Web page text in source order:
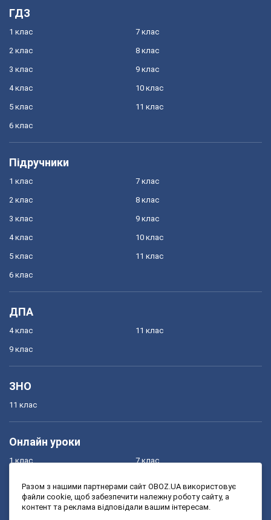
ГДЗ
1 клас
2 клас
3 клас
4 клас
5 клас
6 клас
7 клас
8 клас
9 клас
10 клас
11 клас
Підручники
1 клас
2 клас
3 клас
4 клас
5 клас
6 клас
7 клас
8 клас
9 клас
10 клас
11 клас
ДПА
4 клас
9 клас
11 клас
ЗНО
11 клас
Онлайн уроки
1 клас
3 клас
7 клас
9 клас
Разом з нашими партнерами сайт OBOZ.UA використовує
файли cookie, щоб забезпечити належну роботу сайту, а
контент та реклама відповідали вашим інтересам.